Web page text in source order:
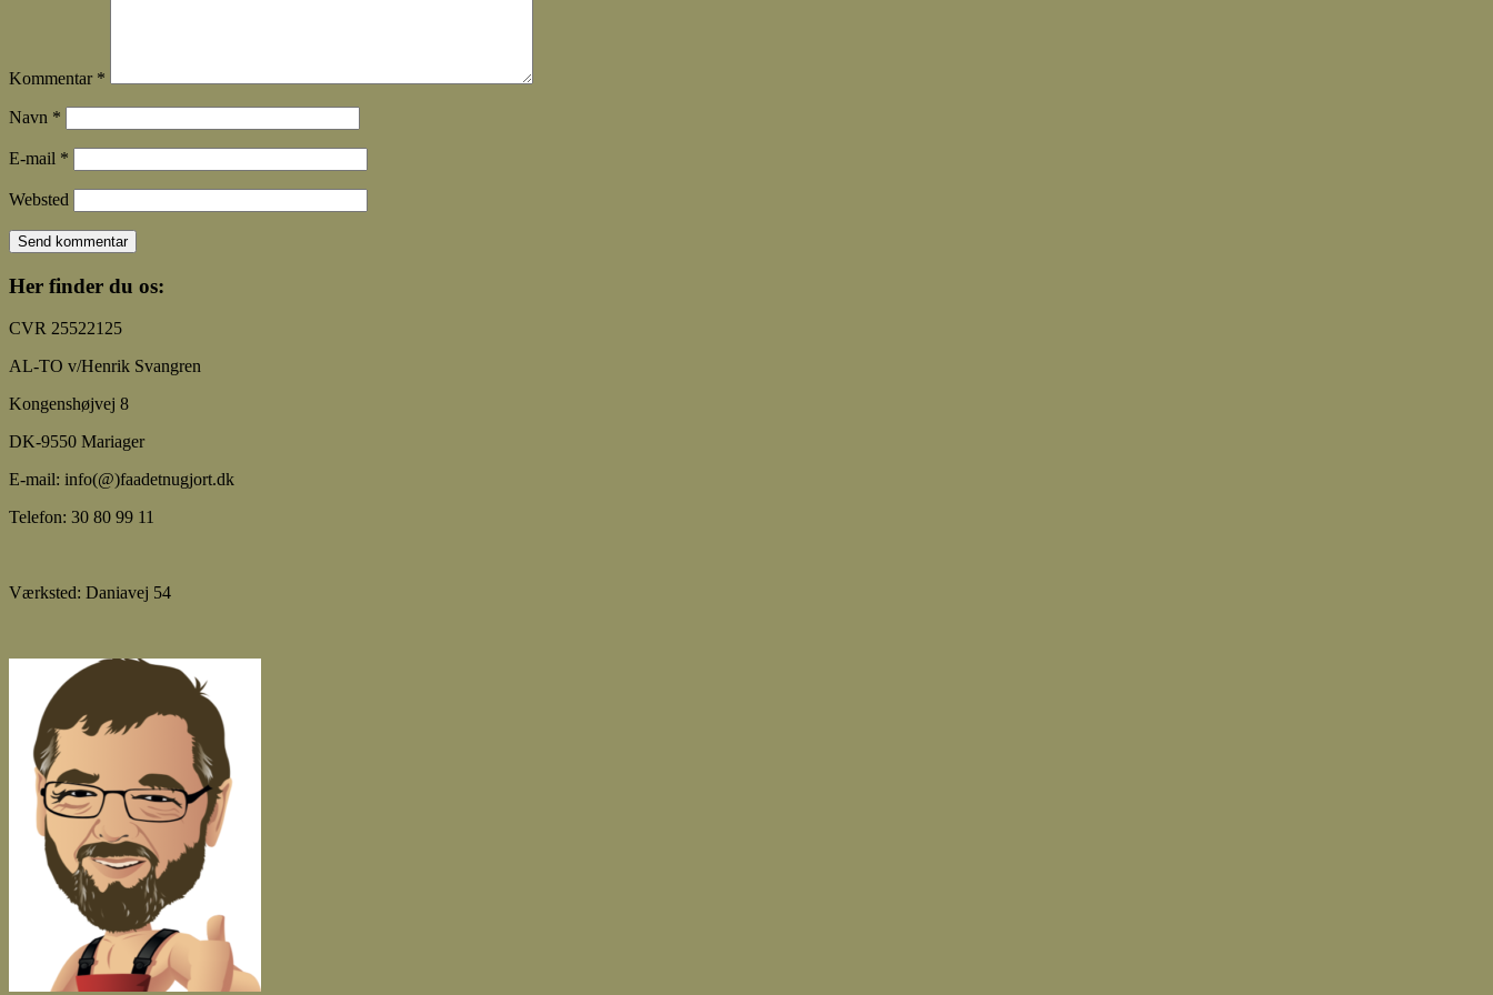
Kommentar *
Navn *
E-mail *
Websted
Her finder du os:
CVR 25522125
AL-TO v/Henrik Svangren
Kongenshøjvej 8
DK-9550 Mariager
E-mail: info(@)faadetnugjort.dk
Telefon: 30 80 99 11
Værksted: Daniavej 54